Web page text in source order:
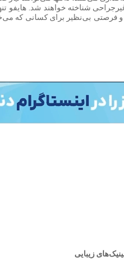
شناخته خواهند شد. هایفو
و فرصتی بی‌نظیر برای کسانی که
زیبایی